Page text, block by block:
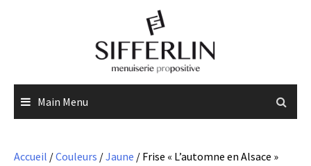
Main Menu
Accueil /Couleurs /Jaune / Frise « L’automne en Alsace »